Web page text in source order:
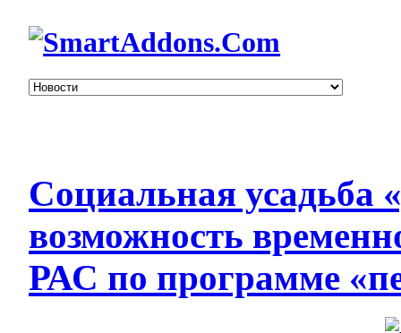
Социальная усадьба
возможность
РАС по программе